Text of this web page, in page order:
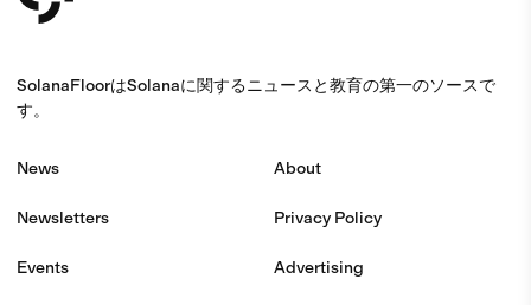
SolanaFloorはSolanaに関するニュースと教育の第一のソースで
す。
News
Newsletters
Events
About
Privacy Policy
Advertising